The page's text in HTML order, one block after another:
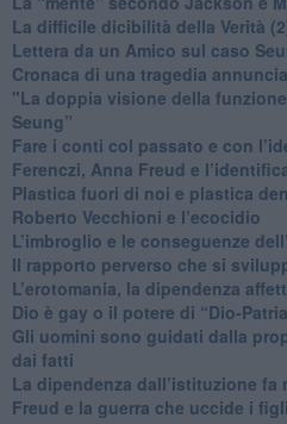
La difficile dicibilità della Verità
​Lettera da un Amico sul caso
​Cronaca di una tragedia
"​La doppia visione della
Seung”
​Fare i conti col passato e con
​Ferenczi, Anna Freud e
Plastica fuori di noi e plastica
​Roberto Vecchioni e l’ecocidio
​L’imbroglio e le conseguenze
​Il rapporto perverso che si
L’erotomania, la dipendenza
​Dio è gay o il potere di “Dio-
​Gli uomini sono guidati dalla
dai fatti
La dipendenza dall’istituzione fa
​Freud e la guerra che uccide i figli